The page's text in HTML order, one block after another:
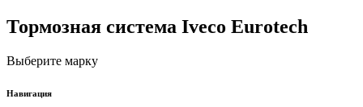
Тормозная система Iveco Eurotech
Выберите марку
Навигация